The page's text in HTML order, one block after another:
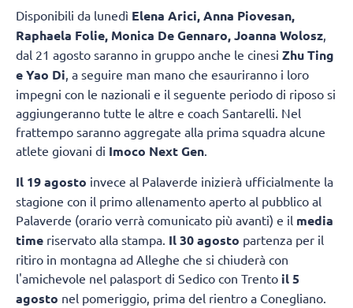
Disponibili da lunedì Elena Arici, Anna Piovesan,
Raphaela Folie, Monica De Gennaro, Joanna Wolosz
dal 21 agosto saranno in gruppo anche le cinesi Zhu Ting
e Yao Di , a seguire man mano che esauriranno i loro
impegni con le nazionali e il seguente periodo di riposo si
aggiungeranno tutte le altre e coach Santarelli. Nel
frattempo saranno aggregate alla prima squadra alcune
atlete giovani di Imoco Next Gen
Il 19 agosto invece al Palaverde inizierà ufficialmente la
stagione con il primo allenamento aperto al pubblico al
Palaverde (orario verrà comunicato più avanti) e il media
time riservato alla stampa. Il 30 agosto partenza per il
ritiro in montagna ad Alleghe che si chiuderà con
l'amichevole nel palasport di Sedico con Trento il 5
agosto nel pomeriggio, prima del rientro a Conegliano.